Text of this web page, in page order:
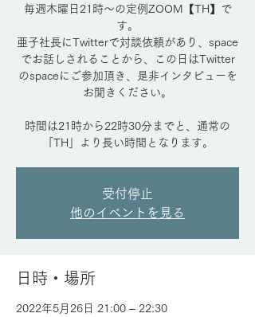
毎週木曜日21時～の定例ZOOM【TH】で
す。
亜子社長にTwitterで対談依頼があり、space
でお話しされることから、この日はTwitter
のspaceにご参加頂き、是非インタビューを
お聞きください。
時間は21時から22時30分までと、通常の
「TH」より長い時間となります。
受付停止
他のイベントを見る
日時・場所
2022年5月26日 21:00 – 22:30